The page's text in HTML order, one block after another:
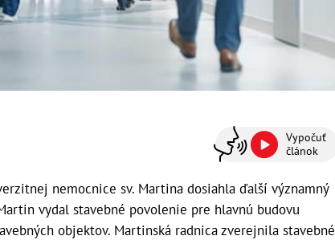
Vypočuť
článok
nemocnice sv. Martina dosiahla ďalší významný
vydal stavebné povolenie pre hlavnú budovu
objektov. Martinská radnica zverejnila stavebné